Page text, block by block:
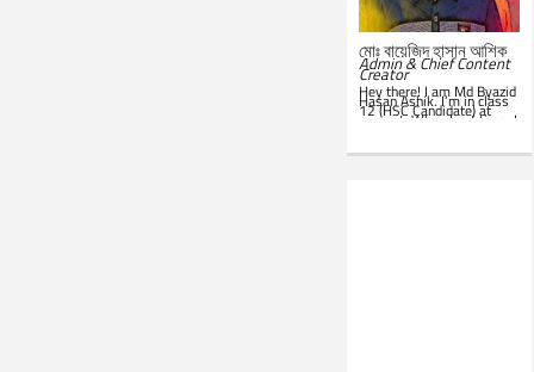
মোঃ বায়েজিদ হাসান আশিক
Admin & Chief Content
Creator
Hey there! I am Md Byazid
Hasan Ashik. I’m in class
12 (HSC Candidate) at
present. When I get time, I
like this website. Best of
luck!